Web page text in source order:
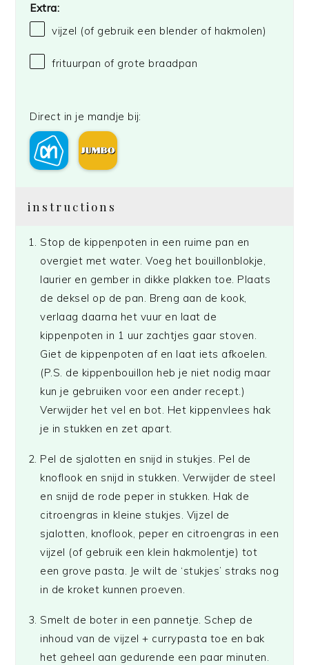
Extra:
vijzel (of gebruik een blender of hakmolen)
frituurpan of grote braadpan
Direct in je mandje bij:
instructions
Stop de kippenpoten in een ruime pan en
overgiet met water. Voeg het bouillonblokje,
laurier en gember in dikke plakken toe. Plaats
de deksel op de pan. Breng aan de kook,
verlaag daarna het vuur en laat de
kippenpoten in 1 uur zachtjes gaar stoven.
Giet de kippenpoten af en laat iets afkoelen.
(P.S. de kippenbouillon heb je niet nodig maar
kun je gebruiken voor een ander recept.)
Verwijder het vel en bot. Het kippenvlees hak
je in stukken en zet apart.
Pel de sjalotten en snijd in stukjes. Pel de
knoflook en snijd in stukken. Verwijder de steel
en snijd de rode peper in stukken. Hak de
citroengras in kleine stukjes. Vijzel de
sjalotten, knoflook, peper en citroengras in een
vijzel (of gebruik een klein hakmolentje) tot
een grove pasta. Je wilt de ‘stukjes’ straks nog
in de kroket kunnen proeven.
Smelt de boter in een pannetje. Schep de
inhoud van de vijzel + currypasta toe en bak
het geheel aan gedurende een paar minuten.